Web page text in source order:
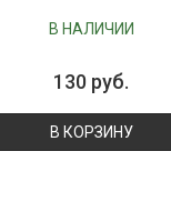
В НАЛИЧИИ
130 руб.
В КОРЗИНУ